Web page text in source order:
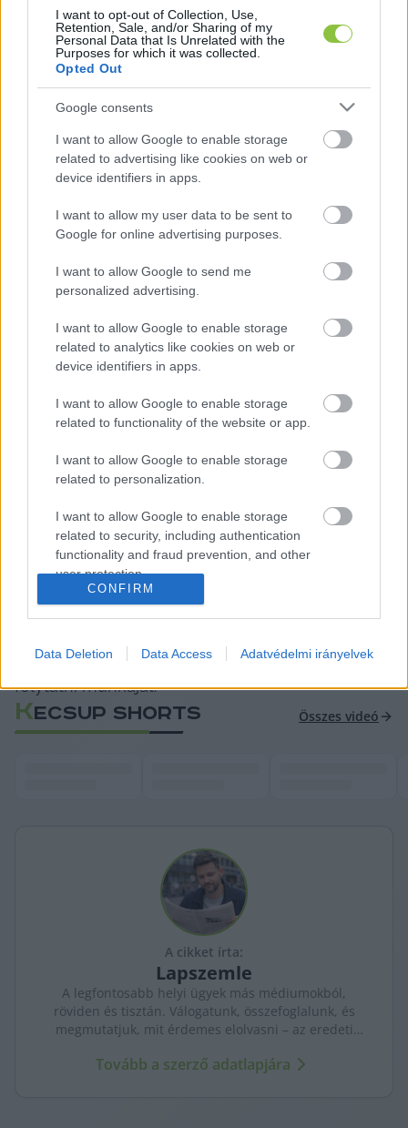
I want to opt-out of Collection, Use,
Retention, Sale, and/or Sharing of my
Personal Data that Is Unrelated with the
Purposes for which it was collected.
Opted Out
Google consents
I want to allow Google to enable storage
related to advertising like cookies on web or
device identifiers in apps.
I want to allow my user data to be sent to
Google for online advertising purposes.
I want to allow Google to send me
personalized advertising.
I want to allow Google to enable storage
related to analytics like cookies on web or
device identifiers in apps.
I want to allow Google to enable storage
related to functionality of the website or app.
I want to allow Google to enable storage
related to personalization.
I want to allow Google to enable storage
related to security, including authentication
functionality and fraud prevention, and other
user protection.
CONFIRM
Data Deletion Data Access Adatvédelmi irányelvek
időszakban fejlődni tudjon, forrásokhoz jusson,
vagy sikeres tárgyalásokat folytasson a
hamarosan felálló új kormánnyal.
Hollósy András elmondása szerint Tóth-Szántai
József (Pont Mi Egyesület – Fidesz–KDNP)
polgármesterrel abban állapodtak meg, hogy a
folyamatban lévő ügyeket még lezárják, és
augusztus 31-ig átadják azokat a következő
alpolgármesternek – áll a cikkben.
Tóth-Szántai József miskolci polgármester
tett közzé, amelyből kiderült, hogy az
miskolci frakcióvezetője is benyújtotta
lemondását a posztról. A miskolci közgyűlés
ülésén pedig Tóth-Szántai József azt is
bejelentette, hogy Czinkné Sztán Anikó
frakciójából és független képviselőként fogja
folytatni munkáját.
KECSUP SHORTS Összes videó
A cikket írta:
Lapszemle
A legfontosabb helyi ügyek más médiumokból,
röviden és tisztán. Válogatunk, összefoglalunk, és
megmutatjuk, mit érdemes elolvasni – az eredeti
Tovább a szerző adatlapjára